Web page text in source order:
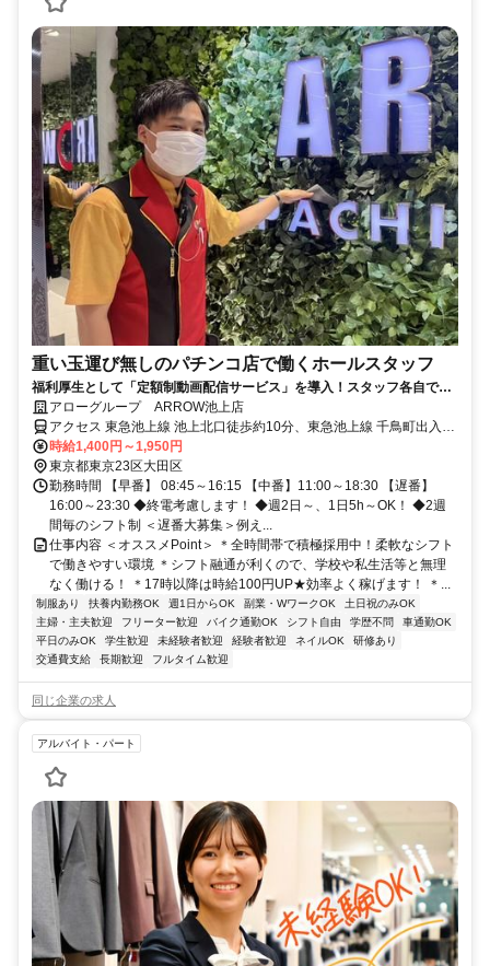
重い玉運び無しのパチンコ店で働くホールスタッフ
福利厚生として「定額制動画配信サービス」を導入！スタッフ各自で無
料閲覧が可能！週2日～♪ 初日から時給1400円以上！＜店内禁煙＞
アローグループ ARROW池上店
アクセス 東急池上線 池上北口徒歩約10分、東急池上線 千鳥町出入口
2徒歩約13分、都営浅草線 西馬込南口徒歩約15分
時給1,400円～1,950円
東京都東京23区大田区
勤務時間 【早番】 08:45～16:15 【中番】11:00～18:30 【遅番】
16:00～23:30 ◆終電考慮します！ ◆週2日～、1日5h～OK！ ◆2週
間毎のシフト制 ＜遅番大募集＞例え...
仕事内容 ＜オススメPoint＞ ＊全時間帯で積極採用中！柔軟なシフト
で働きやすい環境 ＊シフト融通が利くので、学校や私生活等と無理
なく働ける！ ＊17時以降は時給100円UP★効率よく稼げます！ ＊...
制服あり 扶養内勤務OK 週1日からOK 副業・WワークOK
土日祝のみOK
主婦・主夫歓迎
フリーター歓迎 バイク通勤OK シフト自由 学歴不問
車通勤OK
平日のみOK
学生歓迎 未経験者歓迎 経験者歓迎 ネイルOK
研修あり
交通費支給
長期歓迎 フルタイム歓迎
同じ企業の求人
アルバイト・パート